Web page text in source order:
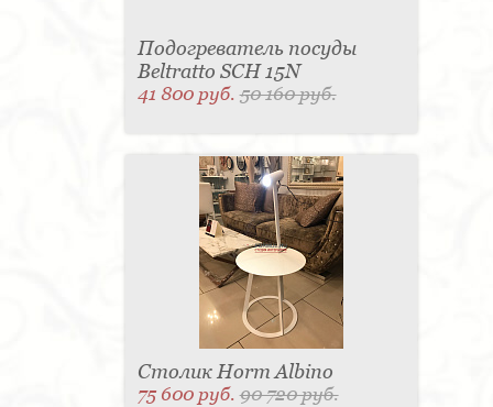
Подогреватель посуды
Beltratto SCH 15N
41 800 руб.50 160 руб.
Столик Horm Albino
75 600 руб.90 720 руб.